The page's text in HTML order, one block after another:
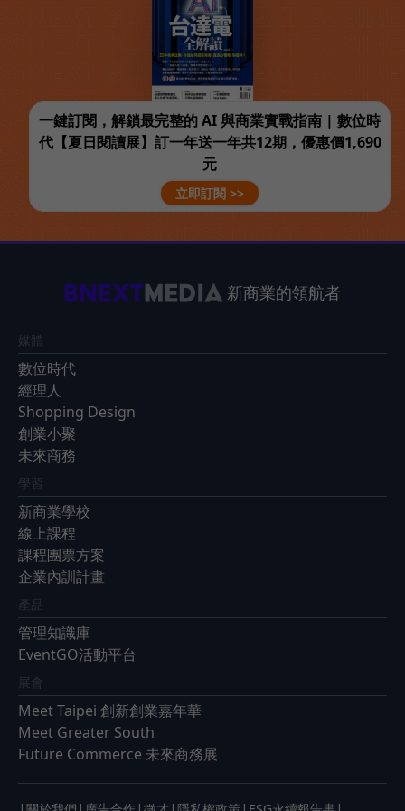
一鍵訂閱，解鎖最完整的 AI 與商業實戰指南 | 數位時
代【夏日閱讀展】訂一年送一年共12期，優惠價1,690
元
立即訂閱 >>
新商業的領航者
媒體
數位時代
經理人
Shopping Design
創業小聚
未來商務
學習
新商業學校
線上課程
課程團票方案
企業內訓計畫
產品
管理知識庫
EventGO活動平台
展會
Meet Taipei 創新創業嘉年華
Meet Greater South
Future Commerce 未來商務展